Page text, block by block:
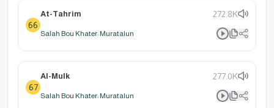
66
At-Tahrim 272.8K
Salah Bou Khater: Muratalun
67
Al-Mulk 277.0K
Salah Bou Khater: Muratalun